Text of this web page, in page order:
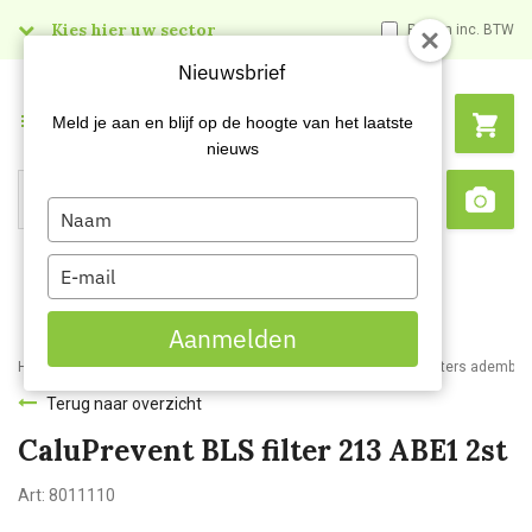
Kies hier uw sector Prijzen inc. BTW
Search
Menu
Home Webshop Veiligheidsartikelen Adembescherming Filters
Terug naar overzicht
CaluPrevent BLS filter 213 ABE1 2st
Art: 8011110
Nieuwsbrief
Meld je aan en blijf op de hoogte van het laatste
nieuws
Type
your
name
Type
your
email
Aanmelden